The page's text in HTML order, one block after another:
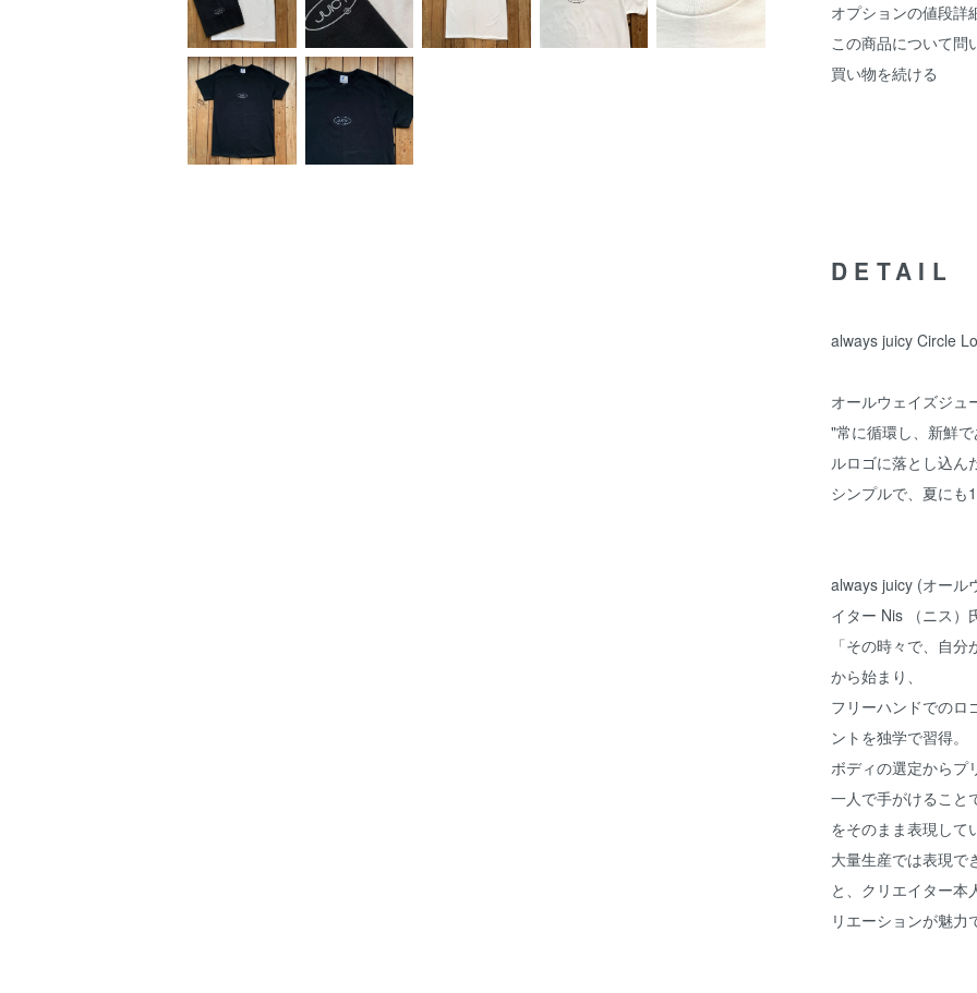
オプションの値段詳
この商品について問
買い物を続ける
DETAIL
always juicy Circle
オールウェイズジュ
"常に循環し、新鮮
ルロゴに落とし込ん
シンプルで、夏にも
always juicy (オール
イター Nis （ニス）
「その時々で、自
から始まり、
フリーハンドでのロ
ントを独学で習得。
ボディの選定からプ
一人で手がけること
をそのまま表現して
大量生産では表現で
と、クリエイター本
リエーションが魅力